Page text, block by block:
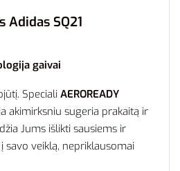
SQ21
gaivai
Speciali AEROREADY
akimirksniu sugeria prakaitą ir
Jums išlikti sausiems ir
savo veiklą, nepriklausomai